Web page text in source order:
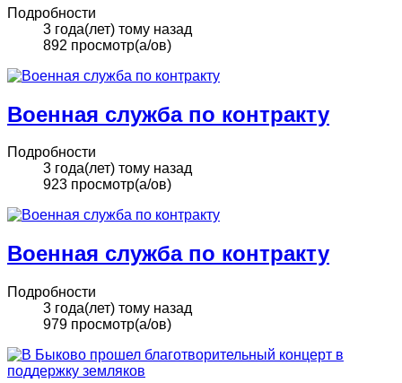
Подробности
3 года(лет) тому назад
892 просмотр(а/ов)
Военная служба по контракту
Подробности
3 года(лет) тому назад
923 просмотр(а/ов)
Военная служба по контракту
Подробности
3 года(лет) тому назад
979 просмотр(а/ов)